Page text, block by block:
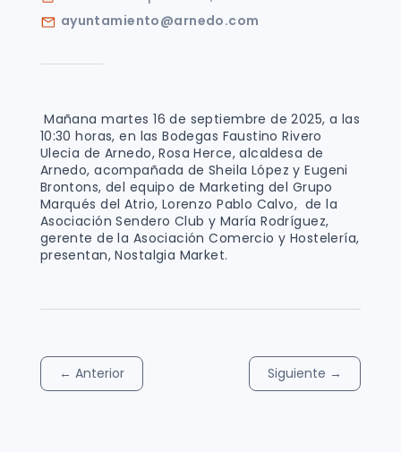
ayuntamiento@arnedo.com
Mañana martes 16 de septiembre de 2025, a las
10:30 horas, en las Bodegas Faustino Rivero
Ulecia de Arnedo, Rosa Herce, alcaldesa de
Arnedo, acompañada de Sheila López y Eugeni
Brontons, del equipo de Marketing del Grupo
Marqués del Atrio, Lorenzo Pablo Calvo, de la
Asociación Sendero Club y María Rodríguez,
gerente de la Asociación Comercio y Hostelería,
presentan, Nostalgia Market.
← Anterior Siguiente →